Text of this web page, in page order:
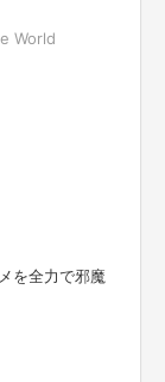
World
を全力で邪魔